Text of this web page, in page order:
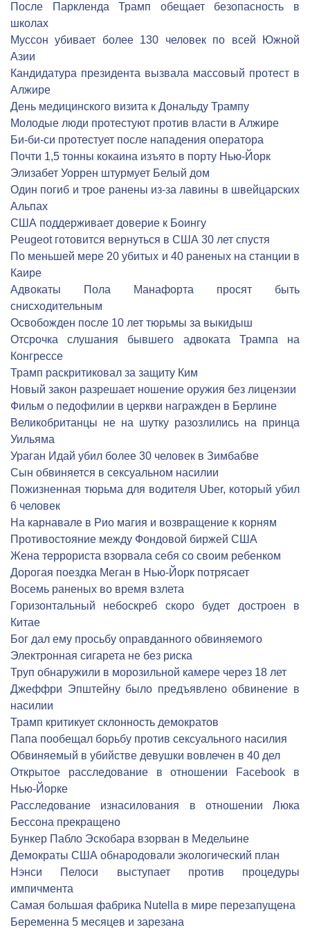
После Паркленда Трамп обещает безопасность в
школах
Муссон убивает более 130 человек по всей Южной
Азии
Кандидатура президента вызвала массовый протест в
Алжире
День медицинского визита к Дональду Трампу
Молодые люди протестуют против власти в Алжире
Би-би-си протестует после нападения оператора
Почти 1,5 тонны кокаина изъято в порту Нью-Йорк
Элизабет Уоррен штурмует Белый дом
Один погиб и трое ранены из-за лавины в швейцарских
Альпах
США поддерживает доверие к Боингу
Peugeot готовится вернуться в США 30 лет спустя
По меньшей мере 20 убитых и 40 раненых на станции в
Каире
Адвокаты Пола Манафорта просят быть
снисходительным
Освобожден после 10 лет тюрьмы за выкидыш
Отсрочка слушания бывшего адвоката Трампа на
Конгрессе
Трамп раскритиковал за защиту Ким
Новый закон разрешает ношение оружия без лицензии
Фильм о педофилии в церкви награжден в Берлине
Великобританцы не на шутку разозлились на принца
Уильяма
Ураган Идай убил более 30 человек в Зимбабве
Сын обвиняется в сексуальном насилии
Пожизненная тюрьма для водителя Uber, который убил
6 человек
На карнавале в Рио магия и возвращение к корням
Противостояние между Фондовой биржей США
Жена террориста взорвала себя со своим ребенком
Дорогая поездка Меган в Нью-Йорк потрясает
Восемь раненых во время взлета
Горизонтальный небоскреб скоро будет достроен в
Китае
Бог дал ему просьбу оправданного обвиняемого
Электронная сигарета не без риска
Труп обнаружили в морозильной камере через 18 лет
Джеффри Эпштейну было предъявлено обвинение в
насилии
Трамп критикует склонность демократов
Папа пообещал борьбу против сексуального насилия
Обвиняемый в убийстве девушки вовлечен в 40 дел
Открытое расследование в отношении Facebook в
Нью-Йорке
Расследование изнасилования в отношении Люка
Бессона прекращено
Бункер Пабло Эскобара взорван в Медельине
Демократы США обнародовали экологический план
Нэнси Пелоси выступает против процедуры
импичмента
Самая большая фабрика Nutella в мире перезапущена
Беременна 5 месяцев и зарезана